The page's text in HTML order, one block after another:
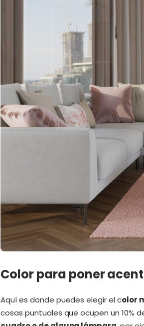
Color para poner
Aquí es donde puedes elegir el color
cosas puntuales que ocupen un 10%